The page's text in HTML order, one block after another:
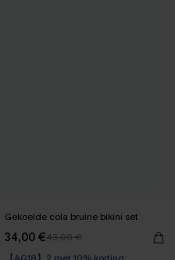
Gekoelde cola bruine bikini set
34,00 €43,00 €
【AG18】2 met 10% korting